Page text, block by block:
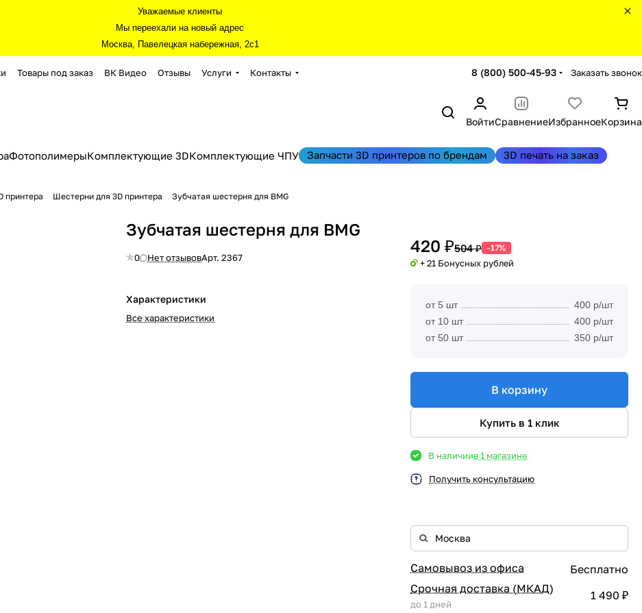
Уважаемые клиенты
Мы переехали на новый адрес
Москва, Павелецкая набережная, 2с1
Товары под заказ ВК Видео Отзывы Услуги Контакты 8 (800) 500-45-93 Заказать звонок
ВойтиСравнениеИзбранноеКорзина
ФотополимерыКомплектующие 3DКомплектующие ЧПУ Запчасти 3D принтеров по брендам 3D печать на заказ
принтера Шестерни для 3D принтера Зубчатая шестерня для BMG
Зубчатая шестерня для BMG
0 Нет отзывовАрт.2367
Характеристики
Все характеристики
420 ₽504 ₽ -17%
+ 21 Бонусных рублей
от 5 шт
400 р/шт
от 10 шт
400 р/шт
от 50 шт
350 р/шт
В корзину
Купить в 1 клик
В наличиив 1 магазине
Получить консультацию
Самовывоз из офиса
Бесплатно
Срочная доставка (МКАД)
до 1 дней
1 490 ₽